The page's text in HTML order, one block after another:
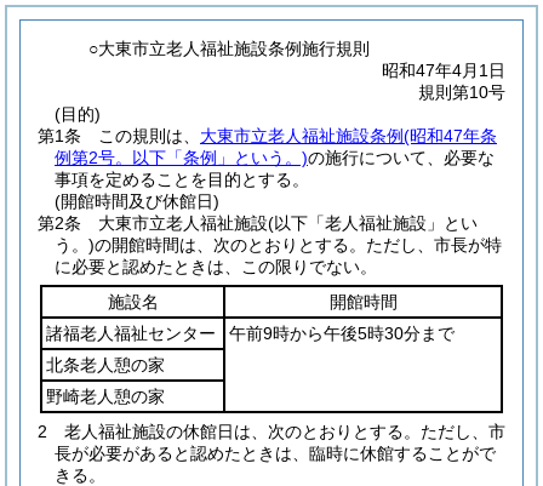
○大東市立老人福祉施設条例施行規則
昭和47年4月1日
規則第10号
(目的)
第1条
この規則は、 大東市立老人福祉施設条例(昭和47年条
例第2号。以下「条例」という。)の施行について、必要な
事項を定めることを目的とする。
(開館時間及び休館日)
第2条
大東市立老人福祉施設(以下「老人福祉施設」とい
う。)の開館時間は、次のとおりとする。 ただし、市長が特
に必要と認めたときは、この限りでない。
施設名
開館時間
諸福老人福祉センター
午前9時から午後5時30分まで
北条老人憩の家
野崎老人憩の家
2
老人福祉施設の休館日は、次のとおりとする。 ただし、市
長が必要があると認めたときは、臨時に休館することがで
きる。